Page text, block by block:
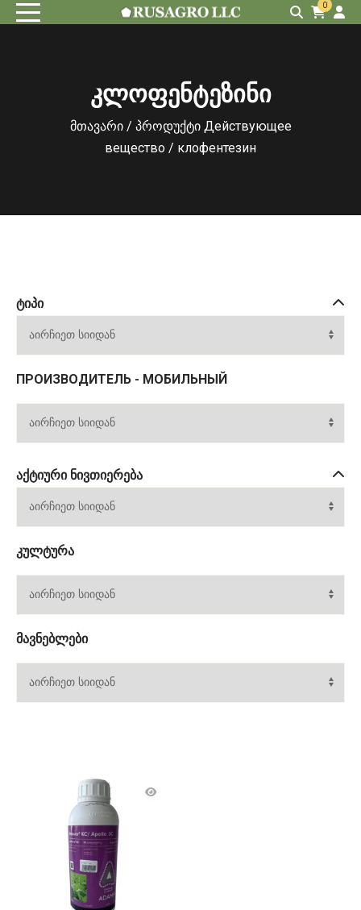
0
კლოფენტეზინი
მთავარი/ პროდუქტი Действующее
вещество / клофентезин
ᲢᲘᲞᲘ
ПРОИЗВОДИТЕЛЬ - МОБИЛЬНЫЙ
ᲐᲥᲢᲘᲣᲠᲘ ᲜᲘᲕᲗᲘᲔᲠᲔᲑᲐ
ᲙᲣᲚᲢᲣᲠᲐ
ᲛᲐᲕᲜᲔᲑᲚᲔᲑᲘ